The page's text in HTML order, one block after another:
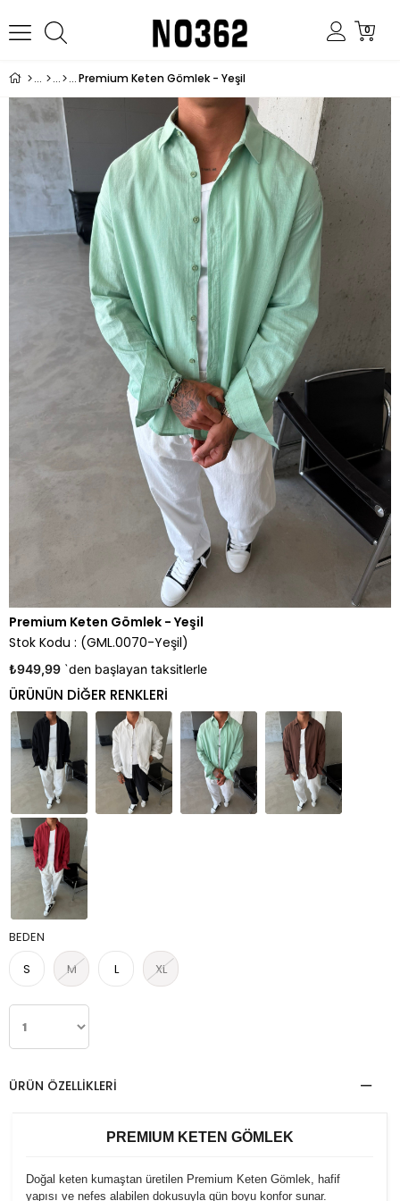
0
Premium Keten Gömlek - Yeşil
Premium Keten Gömlek - Yeşil
Stok Kodu
(GML.0070-Yeşil)
₺949,99 `den başlayan taksitlerle
BEDEN
S
M L XL
ÜRÜN ÖZELLIKLERI
PREMIUM KETEN GÖMLEK
Doğal keten kumaştan üretilen Premium Keten Gömlek, hafif
yapısı ve nefes alabilen dokusuyla gün boyu konfor sunar.